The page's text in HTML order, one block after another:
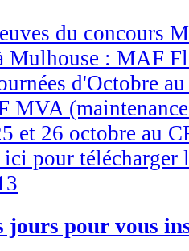
du concours
Mulhouse : MAF
d'Octobre
MVA
et 26 octobre au
pour télécharger
jours pour vous